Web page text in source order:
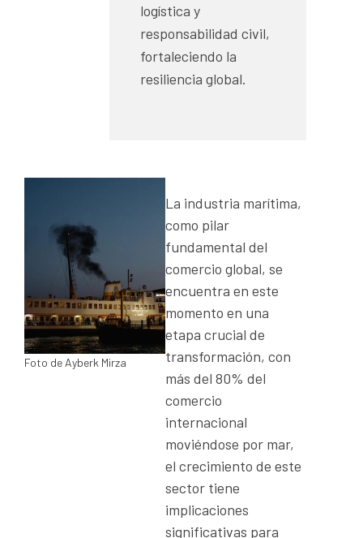
logística y
responsabilidad civil,
fortaleciendo la
resiliencia global.
Foto de Ayberk Mirza
La industria marítima,
como pilar
fundamental del
comercio global, se
encuentra en este
momento en una
etapa crucial de
transformación, con
más del 80% del
comercio
internacional
moviéndose por mar,
el crecimiento de este
sector tiene
implicaciones
significativas para